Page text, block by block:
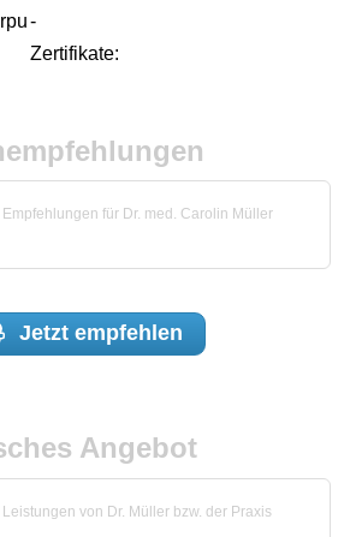
-
Zertifikate:
für Dr. med. Carolin Müller
Jetzt empfehlen
Angebot
von Dr. Müller bzw. der Praxis